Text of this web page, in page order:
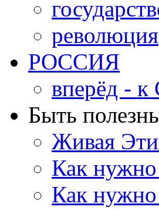
революция
РОССИЯ
вперёд -
Быть
Живая
Как
Как нужно